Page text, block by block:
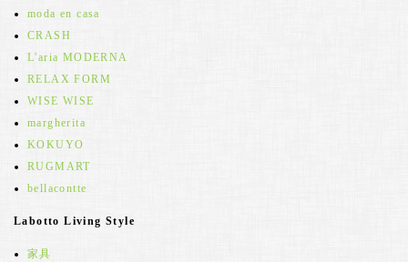
moda en casa
CRASH
L'aria MODERNA
RELAX FORM
WISE WISE
margherita
KOKUYO
RUGMART
bellacontte
Labotto Living Style
家具